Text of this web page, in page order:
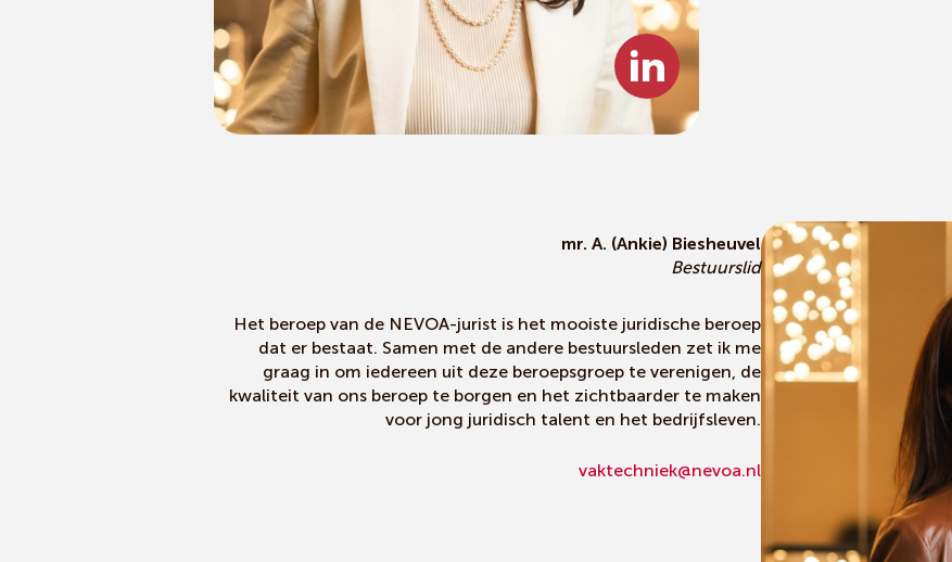
mr. A. (Ankie) Biesheuvel
Bestuurslid
Het beroep van de NEVOA-jurist is het mooiste juridische beroep
dat er bestaat. Samen met de andere bestuursleden zet ik me
graag in om iedereen uit deze beroepsgroep te verenigen, de
kwaliteit van ons beroep te borgen en het zichtbaarder te maken
voor jong juridisch talent en het bedrijfsleven.
vaktechniek@nevoa.nl